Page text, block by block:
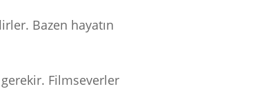
Bazen hayatın
Filmseverler